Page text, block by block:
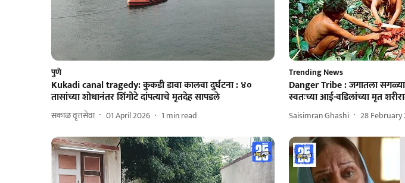
पुणे
Kukadi canal tragedy: कुकडी डावा कालवा दुर्घटना : ४०
तासांच्या शोधानंतर शिंगोटे दांपत्याचे मृतदेह सापडले
सकाळ वृत्तसेवा 01 April 2026 1 min read
Trending News
Danger Tribe : जगातला
स्वतःच्या आई-वडिलांच्या मृत
Saisimran Ghashi 28 February